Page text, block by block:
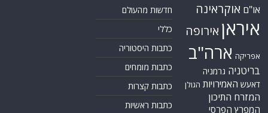
או"ם אוקראינה
איראן אירופה
אפריקה ארה"ב
בריטניה גרמניה
דאעש האמירויות הגולן
המזרח התיכון
המפרץ הפרסי
חדשות מהעולם
כללי
כתבות היסטוריה
כתבות מומחים
כתבות קצרות
כתבות ראשיות